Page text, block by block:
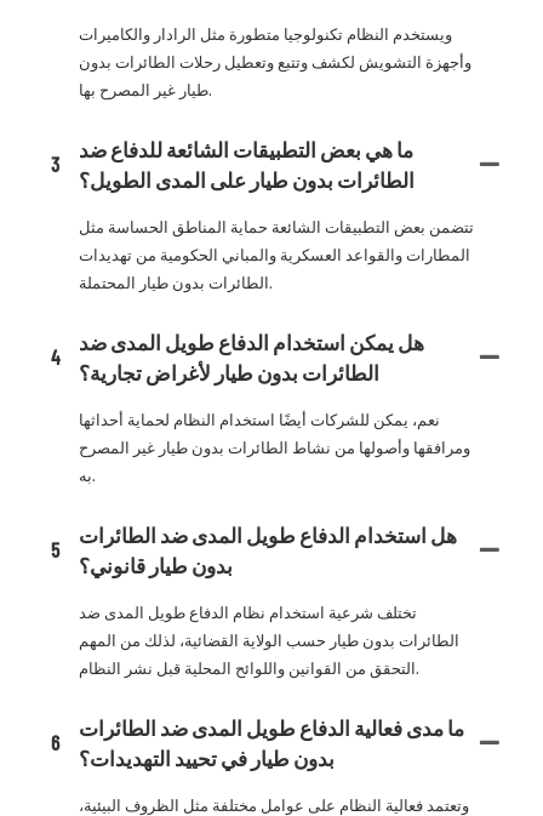
ويستخدم النظام تكنولوجيا متطورة مثل الرادار والكاميرات
وأجهزة التشويش لكشف وتتبع وتعطيل رحلات الطائرات بدون
طيار غير المصرح بها.
3
ما هي بعض التطبيقات الشائعة للدفاع ضد
الطائرات بدون طيار على المدى الطويل؟
تتضمن بعض التطبيقات الشائعة حماية المناطق الحساسة مثل
المطارات والقواعد العسكرية والمباني الحكومية من تهديدات
الطائرات بدون طيار المحتملة.
4
هل يمكن استخدام الدفاع طويل المدى ضد
الطائرات بدون طيار لأغراض تجارية؟
نعم، يمكن للشركات أيضًا استخدام النظام لحماية أحداثها
ومرافقها وأصولها من نشاط الطائرات بدون طيار غير المصرح
به.
5
هل استخدام الدفاع طويل المدى ضد الطائرات
بدون طيار قانوني؟
تختلف شرعية استخدام نظام الدفاع طويل المدى ضد
الطائرات بدون طيار حسب الولاية القضائية، لذلك من المهم
التحقق من القوانين واللوائح المحلية قبل نشر النظام.
6
ما مدى فعالية الدفاع طويل المدى ضد الطائرات
بدون طيار في تحييد التهديدات؟
وتعتمد فعالية النظام على عوامل مختلفة مثل الظروف البيئية،